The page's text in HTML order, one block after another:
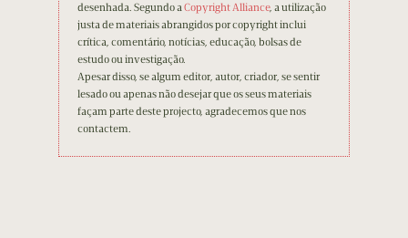
desenhada. Segundo aCopyright Alliance, a utilização
justa de materiais abrangidos por copyright inclui
crítica, comentário, notícias, educação, bolsas de
estudo ou investigação.
Apesar disso, se algum editor, autor, criador, se sentir
lesado ou apenas não desejar que os seus materiais
façam parte deste projecto, agradecemos que nos
contactem.